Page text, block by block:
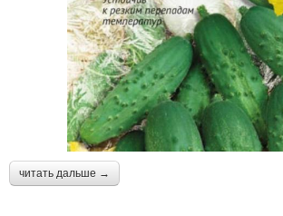
читать дальше →